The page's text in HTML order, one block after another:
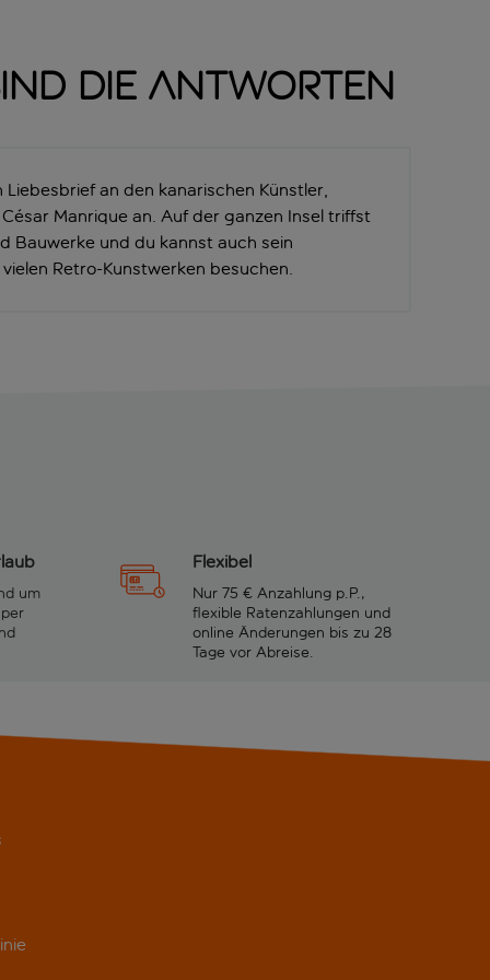
die Antworten
an den kanarischen Künstler,
Manrique an. Auf der ganzen Insel triffst
Bauwerke und du kannst auch sein
Retro-Kunstwerken besuchen.
um
Flexibel
Nur 75 € Anzahlung p.P.,
flexible Ratenzahlungen und
online Änderungen bis zu 28
Tage vor Abreise.